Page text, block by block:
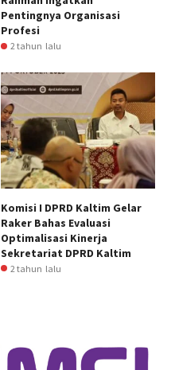
Pentingnya Organisasi
Profesi
2 tahun lalu
Komisi I DPRD Kaltim Gelar
Raker Bahas Evaluasi
Optimalisasi Kinerja
Sekretariat DPRD Kaltim
2 tahun lalu